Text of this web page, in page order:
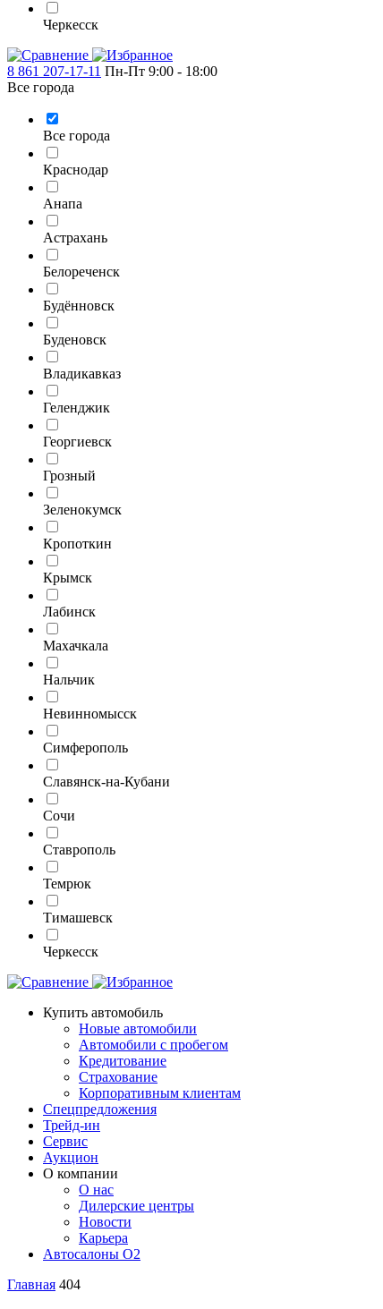
Черкесск
8 861 207-17-11 Пн-Пт 9:00 - 18:00
Все города
Все города
Краснодар
Анапа
Астрахань
Белореченск
Будённовск
Буденовск
Владикавказ
Геленджик
Георгиевск
Грозный
Зеленокумск
Кропоткин
Крымск
Лабинск
Махачкала
Нальчик
Невинномысск
Симферополь
Славянск-на-Кубани
Сочи
Ставрополь
Темрюк
Тимашевск
Черкесск
Купить автомобиль
Новые автомобили
Автомобили с пробегом
Кредитование
Страхование
Корпоративным клиентам
Спецпредложения
Трейд-ин
Сервис
Аукцион
О компании
О нас
Дилерские центры
Новости
Карьера
Автосалоны O2
Главная 404